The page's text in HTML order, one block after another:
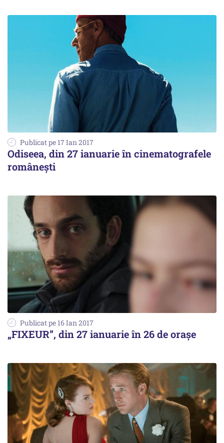
Publicat pe 17 Ian 2017
Odiseea, din 27 ianuarie în cinematografele
românești
Publicat pe 16 Ian 2017
„FIXEUR”, din 27 ianuarie în 26 de orașe